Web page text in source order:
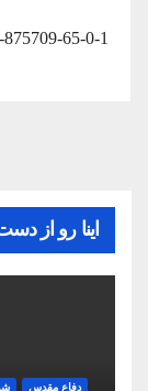
875709-65-0-1
اینا رو از
دفاع مقدس